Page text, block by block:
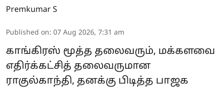
Premkumar S
Published on: 07 Aug 2026, 7:31 am
காங்கிரஸ் மூத்த தலைவரும், மக்களவை
எதிர்க்கட்சித் தலைவருமான
ராகுல்காந்தி, தனக்கு பிடித்த பாஜக